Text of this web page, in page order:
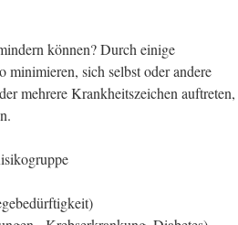
können? Durch einige
minimieren, sich selbst oder andere
mehrere Krankheitszeichen auftreten,